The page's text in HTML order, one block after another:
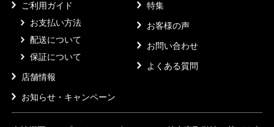
ご利用ガイド
お支払い方法
配送について
保証について
店舗情報
お知らせ・キャンペーン
特集
お客様の声
お問い合わせ
よくある質問